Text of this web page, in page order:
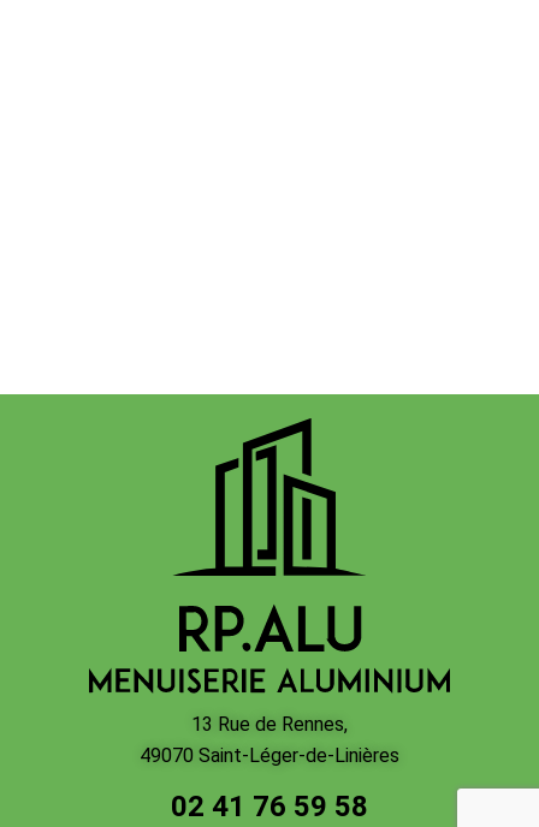
13 Rue de Rennes,
49070 Saint-Léger-de-Linières
02 41 76 59 58